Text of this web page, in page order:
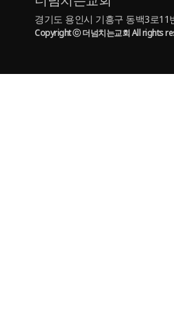
경기도 용인시 기흥구 동백3로
Copyright ⓒ 더넘치는교회 All rights